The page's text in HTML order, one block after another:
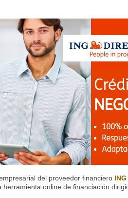
del proveedor financiero
herramienta online de financiación